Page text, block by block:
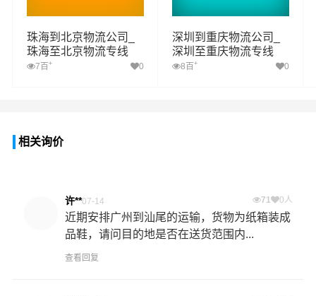
珠海到北京物流公司_
珠海至北京物流专线
7百+ 0
深圳到重庆物流公司_
深圳至重庆物流专线
8百+ 0
相关询价
许**07-14 71 0人
近期安排广州到汕尾的运输，货物为纸箱装成
品鞋，请问目的地是否在送货范围内...
查看回复